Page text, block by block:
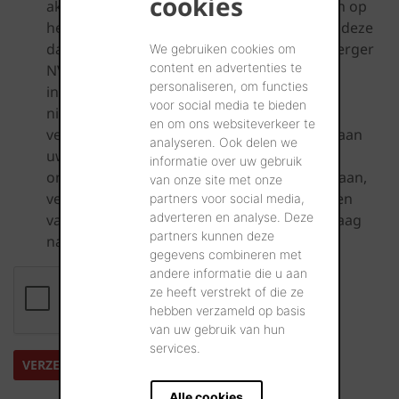
We gebruiken cookies om
content en advertenties te
personaliseren, om functies
voor social media te bieden
en om ons websiteverkeer te
analyseren. Ook delen we
informatie over uw gebruik
van onze site met onze
partners voor social media,
adverteren en analyse. Deze
partners kunnen deze
gegevens combineren met
andere informatie die u aan
ze heeft verstrekt of die ze
hebben verzameld op basis
van uw gebruik van hun
services.
akkoord dat ik nieuwsbrieven zal ontvangen op
het door mij opgegeven e-mailadres en dat deze
data bewaard zullen worden door Wienerberger
NV. Uw toestemming kan elk moment
ingetrokken worden via de link in de
nieuwsbrieven. De rechtmatigheid van de
verwerking van uw gegevens voorafgaand aan
uw intrekking van de toestemming blijft
onaangetast. Voor alle details over het opslaan,
verwerken en verwijderen alsook het inkijken
van uw persoonlijke data verwijzen wij u graag
naar onze
Privacy Policy.